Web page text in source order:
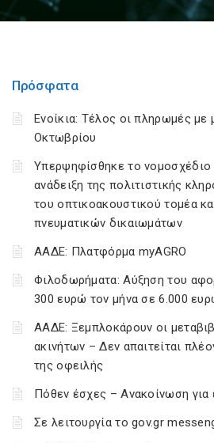
Πρόσφατα
Ενοίκια: Τέλος οι πληρωμές με
Οκτωβρίου
Υπερψηφίσθηκε το νομοσχέδιο
ανάδειξη της πολιτιστικής
του οπτικοακουστικού τομέα
πνευματικών δικαιωμάτων
ΑΑΔΕ: Πλατφόρμα myAGRO
Φιλοδωρήματα: Αύξηση του
300 ευρώ τον μήνα σε 6.000
ΑΑΔΕ: Ξεμπλοκάρουν οι
ακινήτων – Δεν απαιτείται
της οφειλής
Πόθεν έσχες – Ανακοίνωση για
Σε λειτουργία το gov.gr